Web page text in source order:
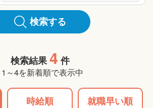
検索する
検索結果 4 件
1～4を新着順で表示中
時給順 就職早い順